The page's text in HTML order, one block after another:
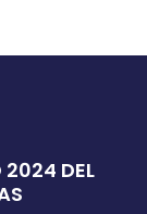
2024 DEL